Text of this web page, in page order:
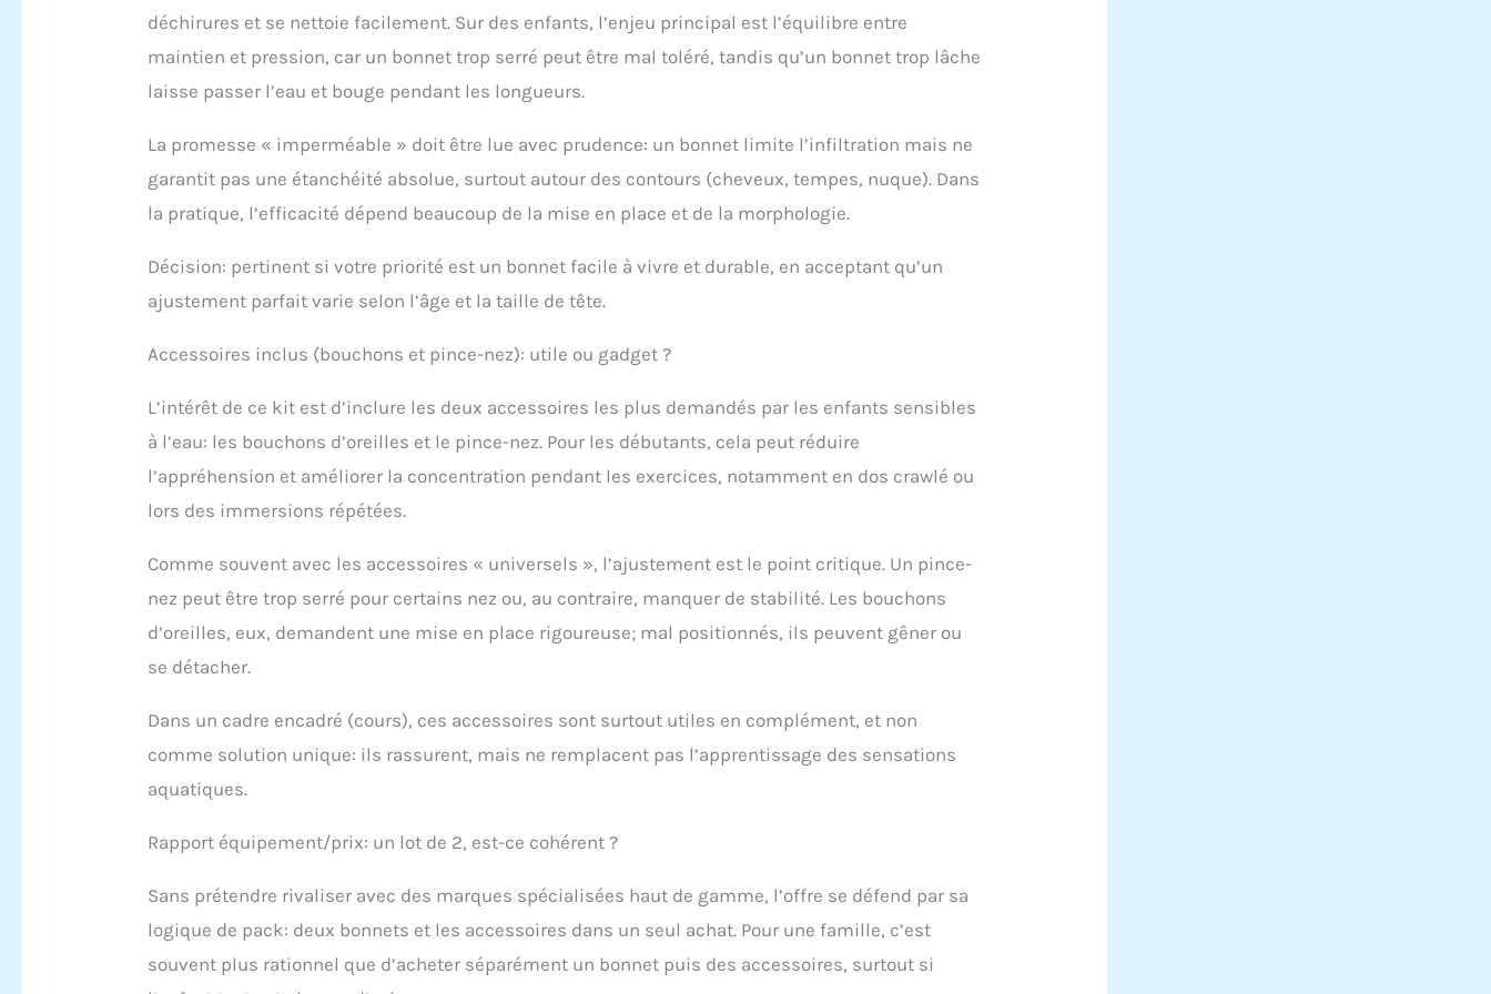
enfants profiter de la natation Multicolore et bonus gratuit :
avec plusieurs couleurs unies attrayantes et éclatantes et un
design de couleurs mélangées, nos bonnets de bain peuvent
répondre aux besoins de la plupart des gens, vous pouvez
enfants. Il est unisexe pour les filles et les garçons avec des
pince-nez est inclus dans le colis, ce qui peut empêcher l'eau de
pénétrer dans le nez et le conduit auditif de manière maximale.
déchirures et se nettoie facilement. Sur des enfants, l’enjeu principal est l’équilibre entre
maintien et pression, car un bonnet trop serré peut être mal toléré, tandis qu’un bonnet trop lâche
laisse passer l’eau et bouge pendant les longueurs.
La promesse « imperméable » doit être lue avec prudence: un bonnet limite l’infiltration mais ne
garantit pas une étanchéité absolue, surtout autour des contours (cheveux, tempes, nuque). Dans
la pratique, l’efficacité dépend beaucoup de la mise en place et de la morphologie.
Décision: pertinent si votre priorité est un bonnet facile à vivre et durable, en acceptant qu’un
ajustement parfait varie selon l’âge et la taille de tête.
Accessoires inclus (bouchons et pince-nez): utile ou gadget ?
L’intérêt de ce kit est d’inclure les deux accessoires les plus demandés par les enfants sensibles
à l’eau: les bouchons d’oreilles et le pince-nez. Pour les débutants, cela peut réduire
l’appréhension et améliorer la concentration pendant les exercices, notamment en dos crawlé ou
lors des immersions répétées.
Comme souvent avec les accessoires « universels », l’ajustement est le point critique. Un pince-
nez peut être trop serré pour certains nez ou, au contraire, manquer de stabilité. Les bouchons
d’oreilles, eux, demandent une mise en place rigoureuse; mal positionnés, ils peuvent gêner ou
se détacher.
Dans un cadre encadré (cours), ces accessoires sont surtout utiles en complément, et non
comme solution unique: ils rassurent, mais ne remplacent pas l’apprentissage des sensations
aquatiques.
Rapport équipement/prix: un lot de 2, est-ce cohérent ?
Sans prétendre rivaliser avec des marques spécialisées haut de gamme, l’offre se défend par sa
logique de pack: deux bonnets et les accessoires dans un seul achat. Pour une famille, c’est
souvent plus rationnel que d’acheter séparément un bonnet puis des accessoires, surtout si